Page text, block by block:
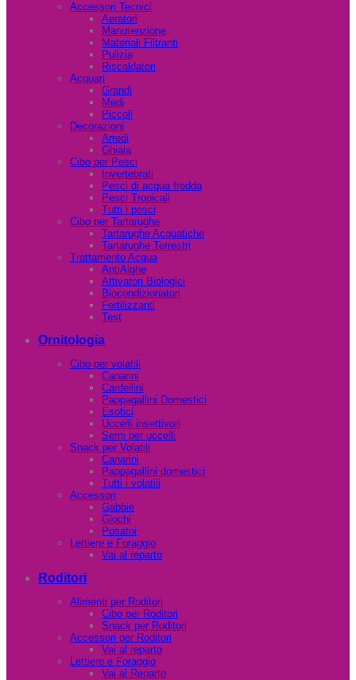
Accessori Tecnici
Aeratori
Manutenzione
Materiali Filtranti
Pulizia
Riscaldatori
Acquari
Grandi
Medi
Piccoli
Decorazioni
Arredi
Ghiaia
Cibo per Pesci
Invertebrati
Pesci di acqua fredda
Pesci Tropicali
Tutti i pesci
Cibo per Tartarughe
Tartarughe Acquatiche
Tartarughe Terrestri
Trattamento Acqua
AntiAlghe
Attivatori Biologici
Biocondizionatori
Fertilizzanti
Test
Ornitologia
Cibo per volatili
Canarini
Cardellini
Pappagallini Domestici
Esotici
Uccelli insettivori
Semi per uccelli
Snack per Volatili
Canarini
Pappagallini domestici
Tutti i volatili
Accessori
Gabbie
Giochi
Posatoi
Lettiere e Foraggio
Vai al reparto
Roditori
Alimenti per Roditori
Cibo per Roditori
Snack per Roditori
Accessori per Roditori
Vai al reparto
Lettiere e Foraggio
Vai al Reparto